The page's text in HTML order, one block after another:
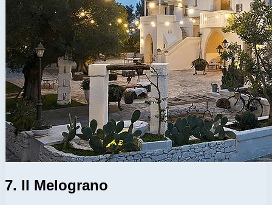
7. Il Melograno